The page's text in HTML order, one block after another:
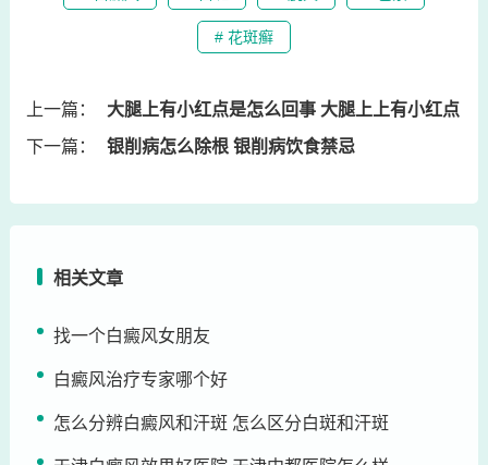
# 花斑癣
上一篇：
大腿上有小红点是怎么回事 大腿上上有小红点
下一篇：
银削病怎么除根 银削病饮食禁忌
相关文章
找一个白癜风女朋友
白癜风治疗专家哪个好
怎么分辨白癜风和汗斑 怎么区分白斑和汗斑